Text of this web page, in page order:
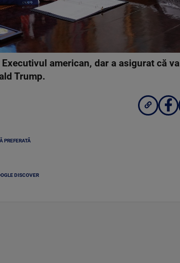
american, dar a asigurat că va
Trump.
PREFERATĂ
DISCOVER